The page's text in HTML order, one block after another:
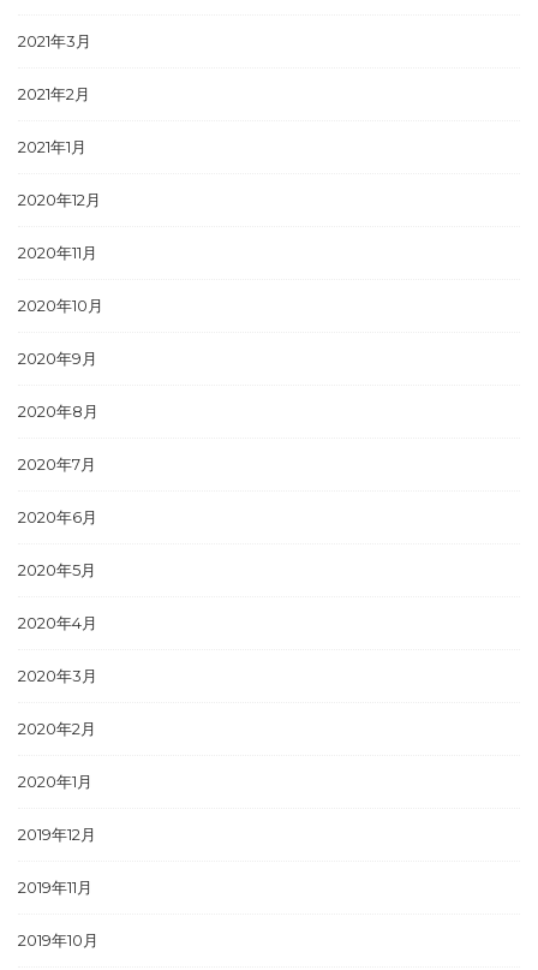
2021年3月
2021年2月
2021年1月
2020年12月
2020年11月
2020年10月
2020年9月
2020年8月
2020年7月
2020年6月
2020年5月
2020年4月
2020年3月
2020年2月
2020年1月
2019年12月
2019年11月
2019年10月